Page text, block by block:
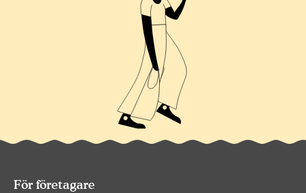
För företagare